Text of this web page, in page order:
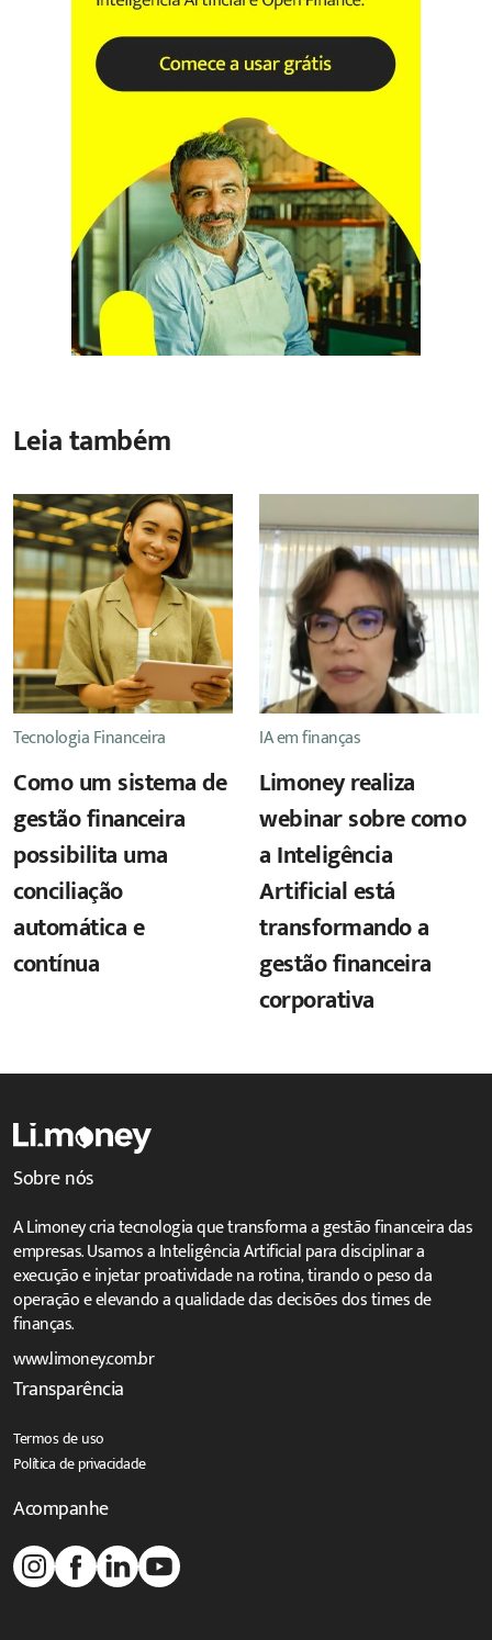
Leia também
Tecnologia Financeira
Como um sistema de
gestão financeira
possibilita uma
conciliação
automática e
contínua
IA em finanças
Limoney realiza
webinar sobre como
a Inteligência
Artificial está
transformando a
gestão financeira
corporativa
Sobre nós
A Limoney cria tecnologia que transforma a gestão financeira das
empresas. Usamos a Inteligência Artificial para disciplinar a
execução e injetar proatividade na rotina, tirando o peso da
operação e elevando a qualidade das decisões dos times de
finanças.
www.limoney.com.br
Transparência
Termos de uso
Política de privacidade
Acompanhe